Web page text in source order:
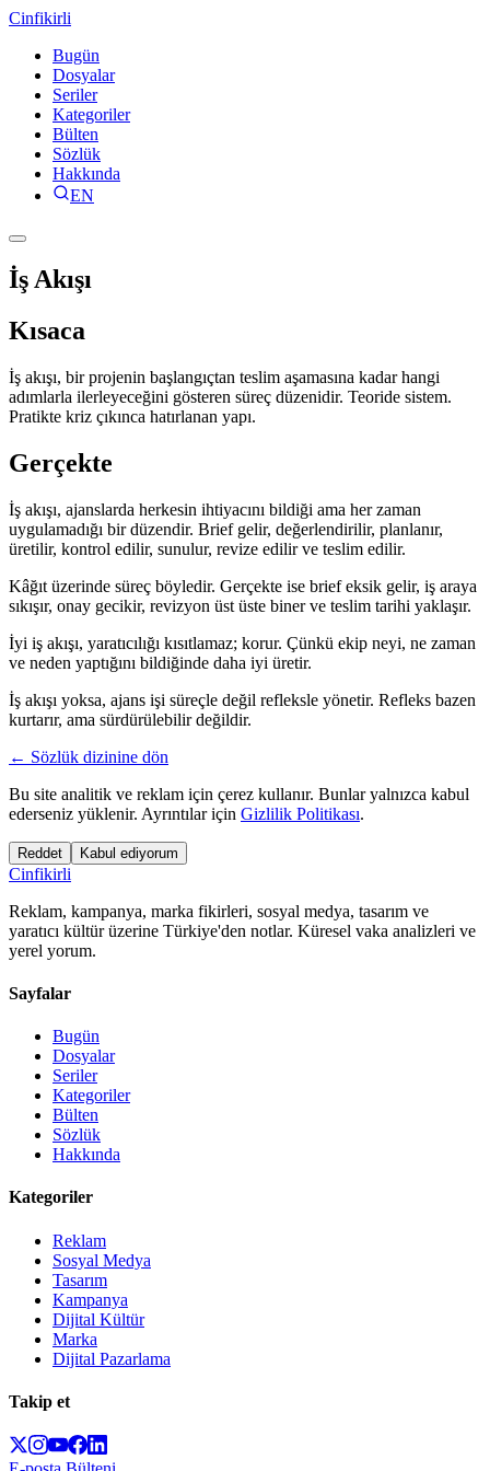
Cinfikirli
Bugün
Dosyalar
Seriler
Kategoriler
Bülten
Sözlük
Hakkında
EN
İş Akışı
Kısaca
İş akışı, bir projenin başlangıçtan teslim aşamasına kadar hangi
adımlarla ilerleyeceğini gösteren süreç düzenidir. Teoride sistem.
Pratikte kriz çıkınca hatırlanan yapı.
Gerçekte
İş akışı, ajanslarda herkesin ihtiyacını bildiği ama her zaman
uygulamadığı bir düzendir. Brief gelir, değerlendirilir, planlanır,
üretilir, kontrol edilir, sunulur, revize edilir ve teslim edilir.
Kâğıt üzerinde süreç böyledir. Gerçekte ise brief eksik gelir, iş araya
sıkışır, onay gecikir, revizyon üst üste biner ve teslim tarihi yaklaşır.
İyi iş akışı, yaratıcılığı kısıtlamaz; korur. Çünkü ekip neyi, ne zaman
ve neden yaptığını bildiğinde daha iyi üretir.
İş akışı yoksa, ajans işi süreçle değil refleksle yönetir. Refleks bazen
kurtarır, ama sürdürülebilir değildir.
← Sözlük dizinine dön
Bu site analitik ve reklam için çerez kullanır. Bunlar yalnızca kabul
ederseniz yüklenir. Ayrıntılar için Gizlilik Politikası.
Reddet Kabul ediyorum
Cinfikirli
Reklam, kampanya, marka fikirleri, sosyal medya, tasarım ve
yaratıcı kültür üzerine Türkiye'den notlar. Küresel vaka analizleri ve
yerel yorum.
Sayfalar
Bugün
Dosyalar
Seriler
Kategoriler
Bülten
Sözlük
Hakkında
Kategoriler
Reklam
Sosyal Medya
Tasarım
Kampanya
Dijital Kültür
Marka
Dijital Pazarlama
Takip et